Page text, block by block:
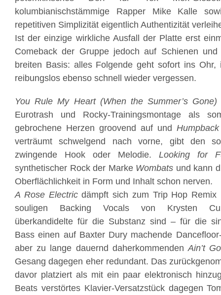
kolumbianischstämmige Rapper Mike Kalle
repetitiven Simplizität eigentlich Authentizität
Ist der einzige wirkliche Ausfall der Platte erst
Comeback der Gruppe jedoch auf Schienen
breiten Basis: alles Folgende geht sofort ins Ohr,
reibungslos ebenso schnell wieder vergessen.
You Rule My Heart (When the Summer’s Gone)
Eurotrash und Rocky-Trainingsmontage als
gebrochene Herzen groovend auf und
verträumt schwelgend nach vorne, gibt den
zwingende Hook oder Melodie. Looking for
synthetischer Rock der Marke Wombats und kann
Oberflächlichkeit in Form und Inhalt schon nerven.
A Rose Electricdämpft sich zum Trip Hop Remix
souligen Backing Vocals von Krysten
überkandidelte für die Substanz sind – für die
Bass einen auf Baxter Dury machende
aber zu lange dauernd daherkommendenAin’t
Gesang dagegen eher redundant. Das
davor platziert als mit ein paar elektronisch
Beats verstörtes Klavier-Versatzstück dagegen